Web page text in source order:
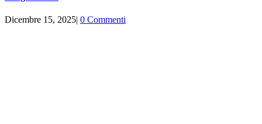
Dicembre 15, 2025| 0 Commenti